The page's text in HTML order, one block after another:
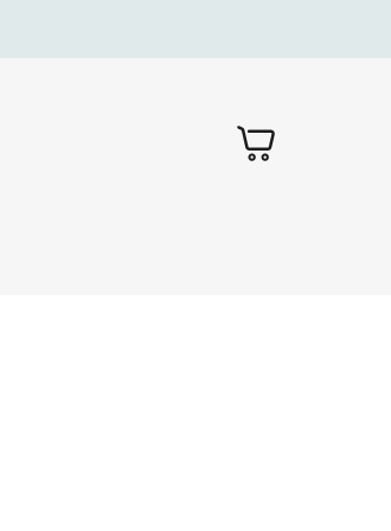
NÁKUPNÍ
KOŠÍK